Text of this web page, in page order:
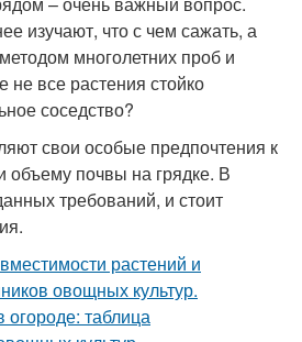
изучают, что с чем сажать, а
многолетних проб и
все растения стойко
соседство?
свои особые предпочтения к
объему почвы на грядке. В
требований, и стоит